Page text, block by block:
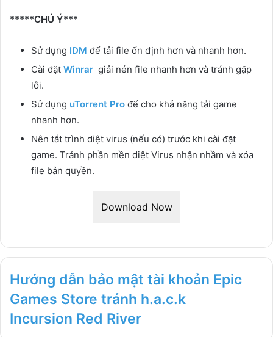
*****CHÚ Ý***
Sử dụng IDM để tải file ổn định hơn và nhanh hơn.
Cài đặt Winrar giải nén file nhanh hơn và tránh gặp
lỗi.
Sử dụng uTorrent Pro để cho khả năng tải game
nhanh hơn.
Nên tắt trình diệt virus (nếu có) trước khi cài đặt
game. Tránh phần mền diệt Virus nhận nhầm và xóa
file bản quyền.
Download Now
Hướng dẫn bảo mật tài khoản Epic
Games Store tránh h.a.c.k
Incursion Red River